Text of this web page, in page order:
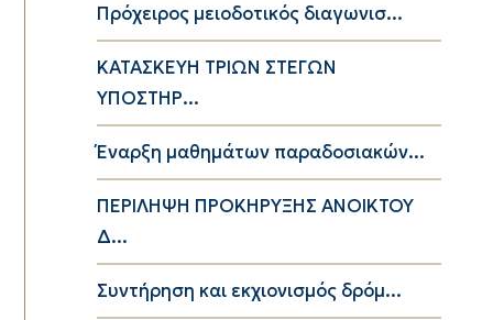
Πρόχειρος μειοδοτικός διαγωνισ...
ΚΑΤΑΣΚΕΥΗ ΤΡΙΩΝ ΣΤΕΓΩΝ
ΥΠΟΣΤΗΡ...
Έναρξη μαθημάτων παραδοσιακών...
ΠΕΡΙΛΗΨΗ ΠΡΟΚΗΡΥΞΗΣ ΑΝΟΙΚΤΟΥ
Δ...
Συντήρηση και εκχιονισμός δρόμ...